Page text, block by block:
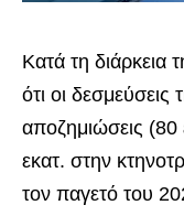
Κατά τη διάρκεια
ότι οι δεσμεύσεις
αποζημιώσεις (80
εκατ. στην
τον παγετό του